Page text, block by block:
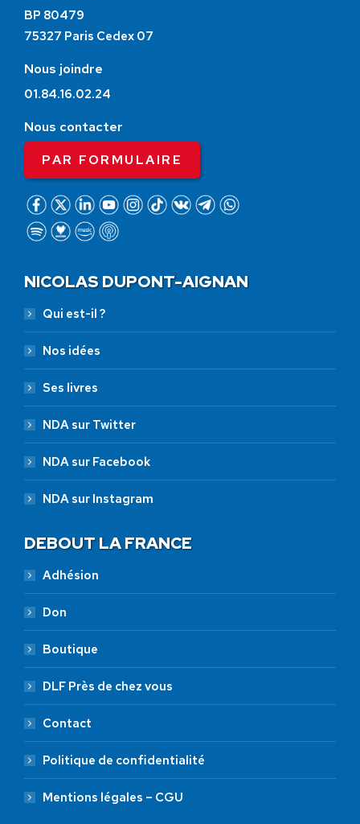
BP 80479
75327 Paris Cedex 07
Nous joindre
01.84.16.02.24
Nous contacter
PAR FORMULAIRE
NICOLAS DUPONT-AIGNAN
Qui est-il ?
Nos idées
Ses livres
NDA sur Twitter
NDA sur Facebook
NDA sur Instagram
DEBOUT LA FRANCE
Adhésion
Don
Boutique
DLF Près de chez vous
Contact
Politique de confidentialité
Mentions légales – CGU